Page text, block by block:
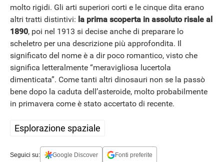
molto rigidi. Gli arti superiori corti e le cinque dita erano
altri tratti distintivi: la prima scoperta in assoluto risale al
1890, poi nel 1913 si decise anche di preparare lo
scheletro per una descrizione più approfondita. Il
significato del nome è a dir poco romantico, visto che
significa letteralmente “meravigliosa lucertola
dimenticata”. Come tanti altri dinosauri non se la passò
bene dopo la caduta dell’asteroide, molto probabilmente
in primavera come è stato accertato di recente.
Esplorazione spaziale
Seguici su: Google Discover Fonti preferite